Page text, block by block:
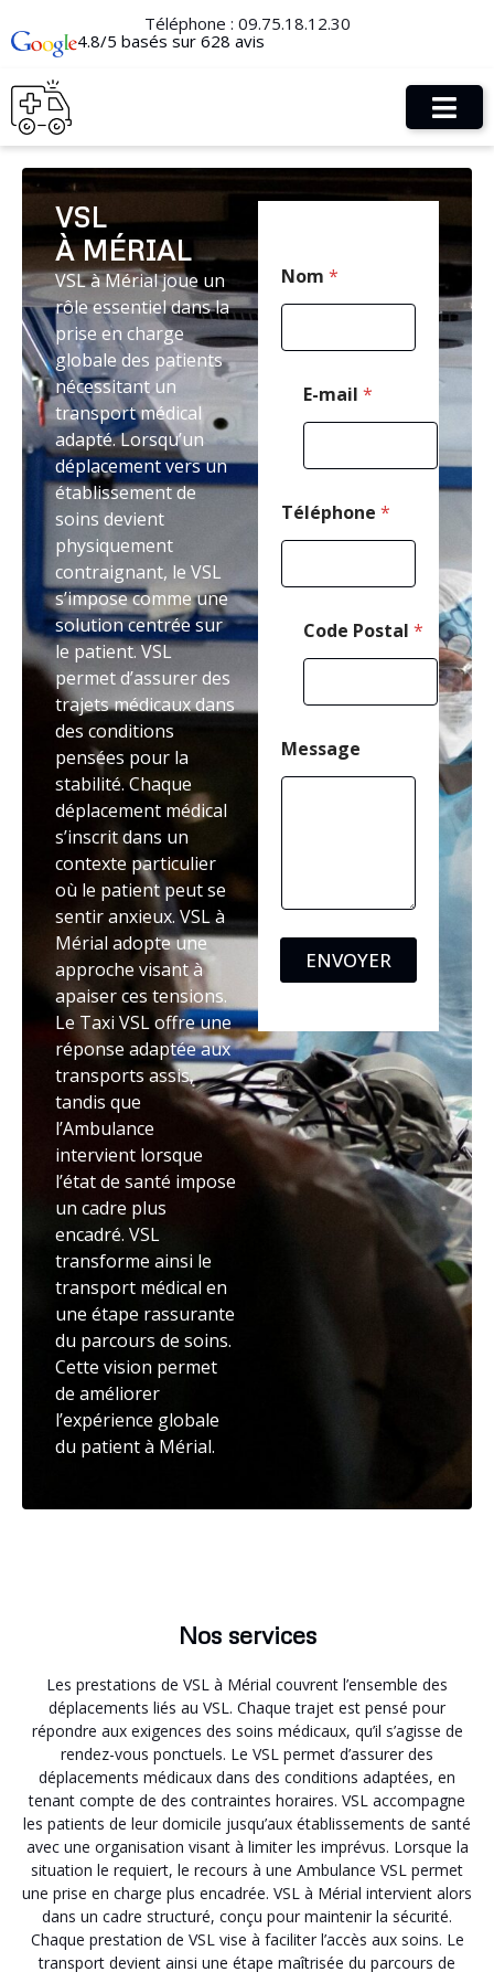
Téléphone : 09.75.18.12.30
4.8/5 basés sur 628 avis
VSL
À MÉRIAL
VSL à Mérial joue un
rôle essentiel dans la
prise en charge
globale des patients
nécessitant un
transport médical
adapté. Lorsqu’un
déplacement vers un
établissement de
soins devient
physiquement
contraignant, le VSL
s’impose comme une
solution centrée sur
le patient. VSL
permet d’assurer des
trajets médicaux dans
des conditions
pensées pour la
stabilité. Chaque
déplacement médical
s’inscrit dans un
contexte particulier
où le patient peut se
sentir anxieux. VSL à
Mérial adopte une
approche visant à
apaiser ces tensions.
Le Taxi VSL offre une
réponse adaptée aux
transports assis,
tandis que
l’Ambulance
intervient lorsque
l’état de santé impose
un cadre plus
encadré. VSL
transforme ainsi le
transport médical en
une étape rassurante
du parcours de soins.
Cette vision permet
de améliorer
l’expérience globale
du patient à Mérial.
Nom *
E-mail *
N
o
m
*
*
Téléphone *
Code Postal *
Message
ENVOYER
Nos services
Les prestations de VSL à Mérial couvrent l’ensemble des
déplacements liés au VSL. Chaque trajet est pensé pour
répondre aux exigences des soins médicaux, qu’il s’agisse de
rendez-vous ponctuels. Le VSL permet d’assurer des
déplacements médicaux dans des conditions adaptées, en
tenant compte de des contraintes horaires. VSL accompagne
les patients de leur domicile jusqu’aux établissements de santé
avec une organisation visant à limiter les imprévus. Lorsque la
situation le requiert, le recours à une Ambulance VSL permet
une prise en charge plus encadrée. VSL à Mérial intervient alors
dans un cadre structuré, conçu pour maintenir la sécurité.
Chaque prestation de VSL vise à faciliter l’accès aux soins. Le
transport devient ainsi une étape maîtrisée du parcours de